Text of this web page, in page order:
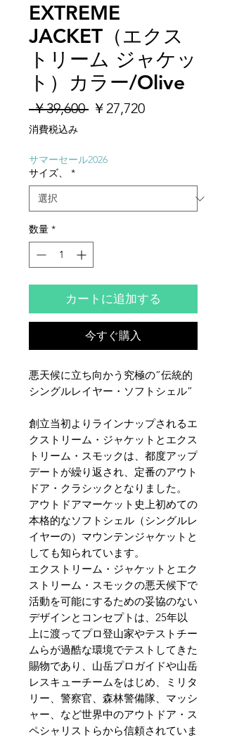
EXTREME
JACKET（エクス
トリーム ジャケッ
ト）カラー/Olive
￥39,600 通
格
￥27,720セ
消費税込み
サマーセール2026
サイズ、
*
数量 *
カートに追加する
今すぐ購入
悪天候に立ち向かう究極の”伝統的
シングルレイヤー・ソフトシェル”
創立当初よりラインナップされるエ
クストリーム・ジャケットとエクス
トリーム・スモックは、都度アップ
デートが繰り返され、定番のアウト
ドア・クラシックとなりました。
アウトドアマーケット史上初めての
本格的なソフトシェル（シングルレ
イヤーの）マウンテンジャケットと
しても知られています。
エクストリーム・ジャケットとエク
ストリーム・スモックの悪天候下で
活動を可能にするための妥協のない
デザインとコンセプトは、25年以
上に渡ってプロ登山家やテストチー
ムらが過酷な環境でテストしてきた
賜物であり、山岳プロガイドや山岳
レスキューチームをはじめ、ミリタ
リー、警察官、森林警備隊、マッシ
ャー、など世界中のアウトドア・ス
ペシャリストらから信頼されていま